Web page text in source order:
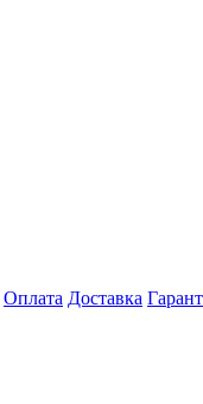
Оплата Доставка